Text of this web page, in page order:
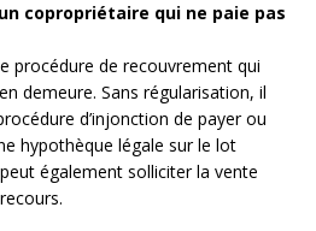
copropriétaire qui ne paie pas
procédure de recouvrement qui
demeure. Sans régularisation, il
d’injonction de payer ou
hypothèque légale sur le lot
également solliciter la vente